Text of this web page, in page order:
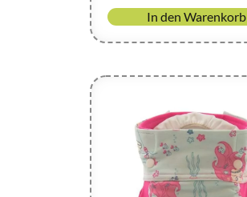
In den Warenkorb